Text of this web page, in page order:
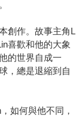
創作。故事主角L
喜歡和他的大象
的世界自成一
，總是退縮到自
如何與他不同，